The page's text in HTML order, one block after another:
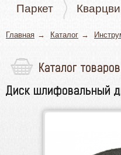
Паркет
Главная Каталог
Каталог товаров
Паркет
Диск шлифовальный